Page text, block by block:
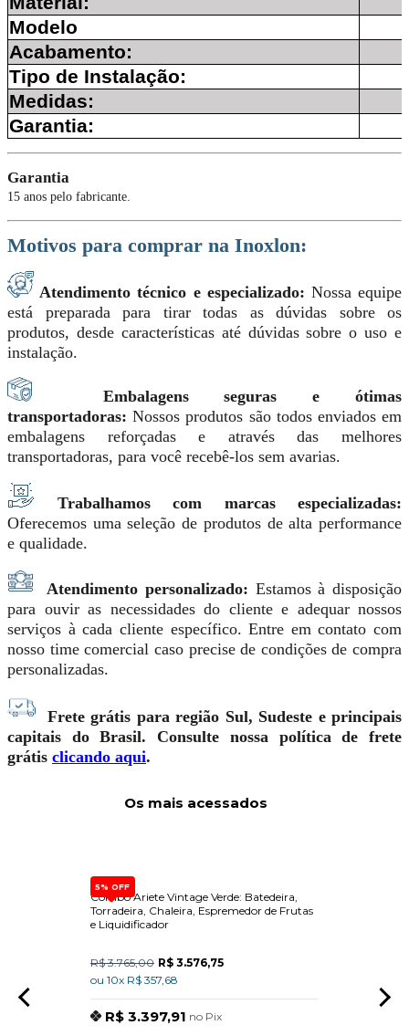
Modelo
Acabamento:
Tipo de Instalação:
Medidas:
Garantia:
Garantia
15 anos pelo fabricante.
Motivos para comprar na Inoxlon:
Atendimento técnico e especializado: Nossa equipe
está preparada para tirar todas as dúvidas sobre os
produtos, desde características até dúvidas sobre o uso e
instalação.
Embalagens seguras e ótimas
transportadoras:Nossos produtos são todos enviados em
embalagens reforçadas e através das melhores
transportadoras, para você recebê-los sem avarias.
Trabalhamos com marcas especializadas:
Oferecemos uma seleção de produtos de alta performance
e qualidade.
Atendimento personalizado: Estamos à disposição
para ouvir as necessidades do cliente e adequar nossos
serviços à cada cliente específico. Entre em contato com
nosso time comercial caso precise de condições de compra
personalizadas.
Frete grátis para região Sul, Sudeste e principais
capitais do Brasil. Consulte nossa política de frete
grátis clicando aqui.
Os mais acessados
5% OFF
Combo Ariete Vintage Verde: Batedeira,
Torradeira, Chaleira, Espremedor de Frutas
e Liquidificador
R$ 3.765,00 R$ 3.576,75
ou 10x R$ 357,68
R$ 3.397,91 no Pix